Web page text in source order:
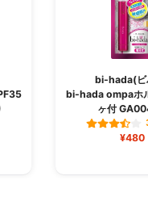
bi-hada(ビ
bi-hada ompaホ
ヶ付
¥480